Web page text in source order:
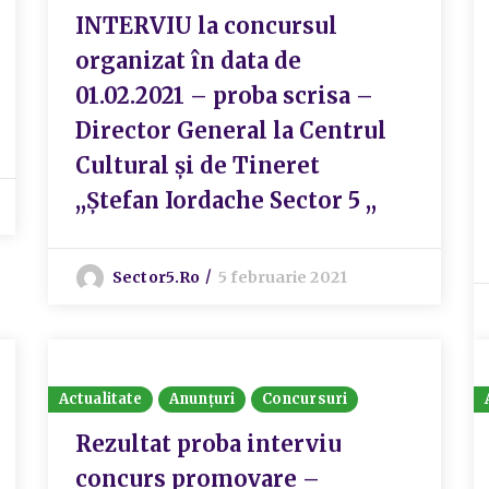
INTERVIU la concursul
organizat în data de
01.02.2021 – proba scrisa –
Director General la Centrul
Cultural și de Tineret
,,Ștefan Iordache Sector 5 ,,
Sector5.ro 5 februarie 2021
Actualitate Anunțuri Concursuri
Rezultat proba interviu
concurs promovare –